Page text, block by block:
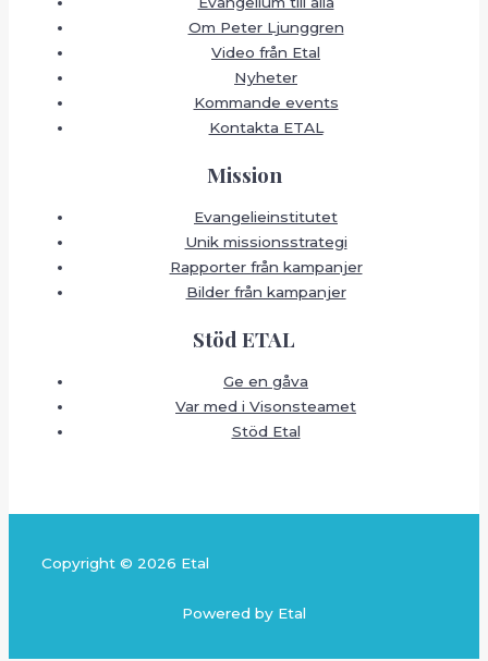
Om Peter Ljunggren
Video från Etal
Nyheter
Kommande events
Kontakta ETAL
Mission
Evangelieinstitutet
Unik missionsstrategi
Rapporter från kampanjer
Bilder från kampanjer
Stöd ETAL
Ge en gåva
Var med i Visonsteamet
Stöd Etal
Copyright © 2026 Etal
Powered by Etal